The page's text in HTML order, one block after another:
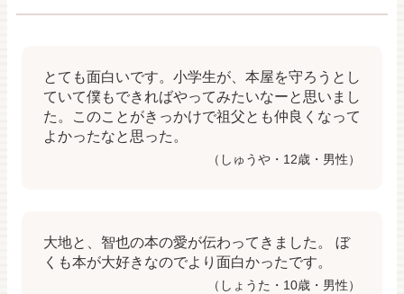
とても面白いです。小学生が、本屋を守ろうとし
ていて僕もできればやってみたいなーと思いまし
た。このことがきっかけで祖父とも仲良くなって
よかったなと思った。
（しゅうや・12歳・男性）
大地と、智也の本の愛が伝わってきました。 ぼ
くも本が大好きなのでより面白かったです。
（しょうた・10歳・男性）